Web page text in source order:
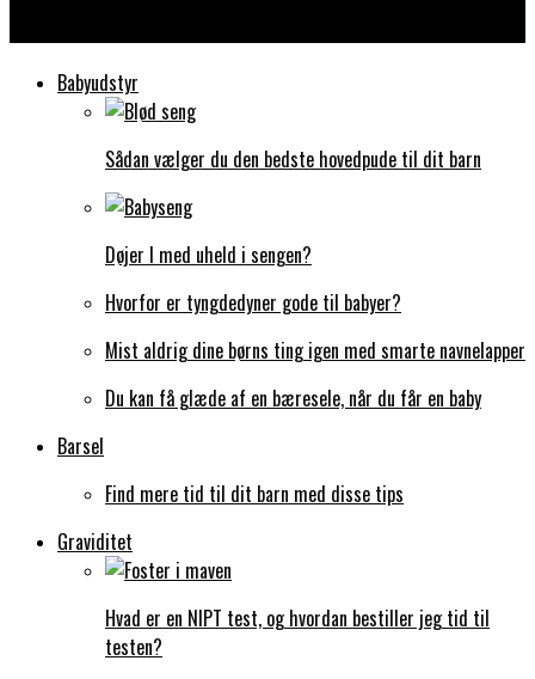
Babyudstyr
Sådan vælger du den bedste hovedpude til dit barn
Døjer I med uheld i sengen?
Hvorfor er tyngdedyner gode til babyer?
Mist aldrig dine børns ting igen med smarte navnelapper
Du kan få glæde af en bæresele, når du får en baby
Barsel
Find mere tid til dit barn med disse tips
Graviditet
Hvad er en NIPT test, og hvordan bestiller jeg tid til
testen?